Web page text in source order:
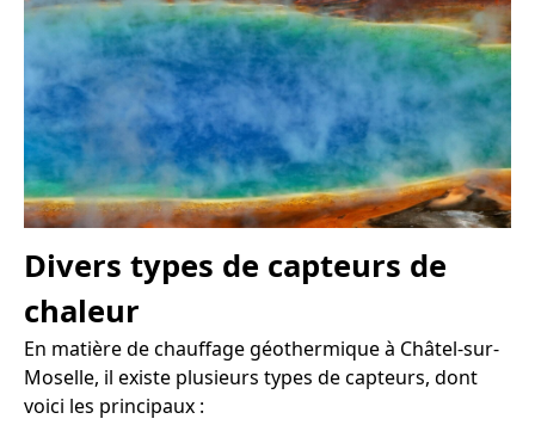
Divers types de capteurs de
chaleur
En matière de chauffage géothermique à Châtel-sur-
Moselle, il existe plusieurs types de capteurs, dont
voici les principaux :